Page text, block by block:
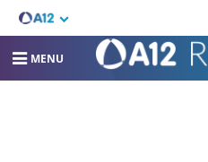
MENU